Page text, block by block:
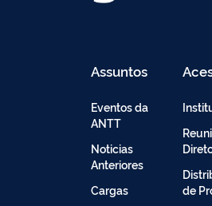
Assuntos
Eventos da
ANTT
Noticias
Anteriores
Cargas
de